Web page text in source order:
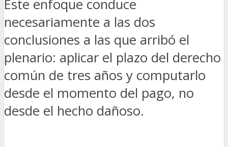
Este enfoque conduce
necesariamente a las dos
conclusiones a las que arribó el
plenario: aplicar el plazo del derecho
común de tres años y computarlo
desde el momento del pago, no
desde el hecho dañoso.